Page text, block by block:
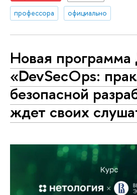
профессора
официально
Новая
«DevSecOps:
безопасной
ждет своих